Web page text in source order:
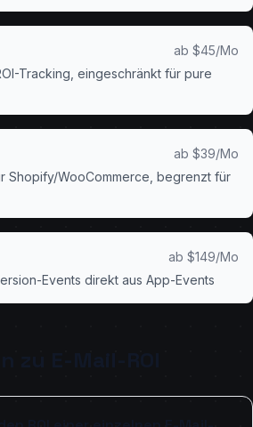
ab $45/Mo
Tracking, eingeschränkt für pure
ab $39/Mo
Shopify/WooCommerce, begrenzt für
ab $149/Mo
Events direkt aus App-Events